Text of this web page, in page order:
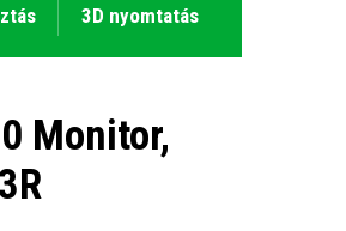
3D nyomtatás
Monitor,